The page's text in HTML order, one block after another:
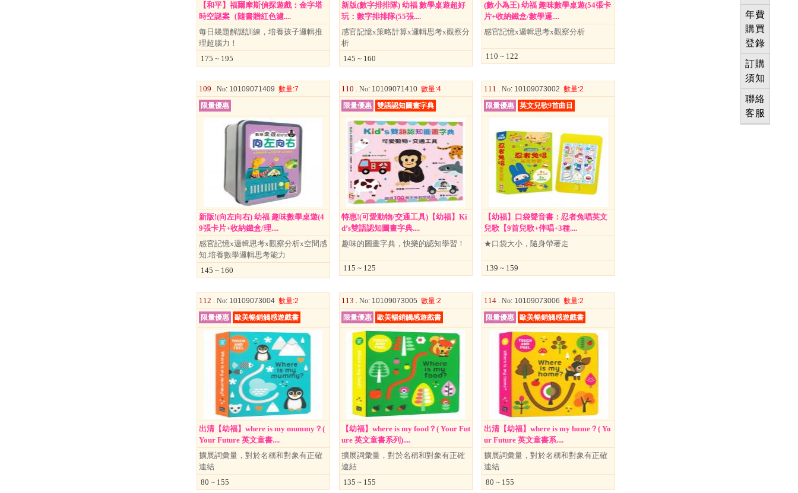
年費
購買
登錄
訂購
須知
聯絡
客服
【和平】福爾摩斯偵探遊戲：金字塔
時空謎案（隨書贈紅色濾....
每日幾題解謎訓練，培養孩子邏輯推
理超腦力！
175 ~ 195
新版(數字排排隊) 幼福 數學桌遊超好
玩：數字排排隊(55張....
感官記憶x策略計算x邏輯思考x觀察分
析
145 ~ 160
(數小為王) 幼福 趣味數學桌遊(54張卡
片+收納鐵盒/數學邏....
感官記憶x邏輯思考x觀察分析
110 ~ 122
109 .No: 10109071409 數量:7
限量優惠
新版!(向左向右) 幼福 趣味數學桌遊(4
9張卡片+收納鐵盒/理....
感官記憶x邏輯思考x觀察分析x空間感
知.培養數學邏輯思考能力
145 ~ 160
110 .No: 10109071410 數量:4
限量優惠
雙語認知圖畫字典
特惠!(可愛動物/交通工具)【幼福】Ki
d’s雙語認知圖畫字典....
趣味的圖畫字典，快樂的認知學習！
115 ~ 125
111 . No: 10109073002 數量:2
限量優惠
英文兒歌9首曲目
【幼福】口袋聲音書：忍者兔唱英文
兒歌【9首兒歌+伴唱+3種....
★口袋大小，隨身帶著走
139 ~ 159
112 .No: 10109073004 數量:2
限量優惠
歐美暢銷觸感遊戲書
出清【幼福】where is my mummy？(
Your Future 英文童書....
擴展詞彙量，對於名稱和對象有正確
連結
80 ~ 155
113 .No: 10109073005 數量:2
限量優惠
歐美暢銷觸感遊戲書
【幼福】where is my food？( Your Fut
ure 英文童書系列)....
擴展詞彙量，對於名稱和對象有正確
連結
135 ~ 155
114 . No: 10109073006 數量:2
限量優惠
歐美暢銷觸感遊戲書
出清【幼福】where is my home？( Yo
ur Future 英文童書系....
擴展詞彙量，對於名稱和對象有正確
連結
80 ~ 155